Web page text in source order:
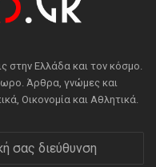
στην Ελλάδα και τον κόσμο.
Άρθρα, γνώμες και
Οικονομία και Αθλητικά.